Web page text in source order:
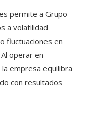
permite a Grupo
a volatilidad
fluctuaciones en
operar en
empresa equilibra
con resultados